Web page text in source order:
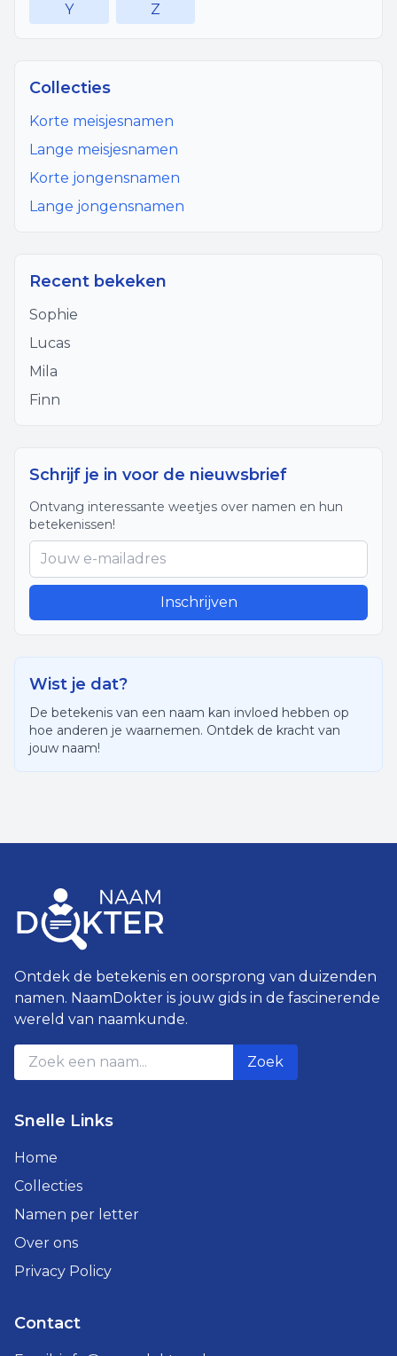
Y Z
Collecties
Korte meisjesnamen
Lange meisjesnamen
Korte jongensnamen
Lange jongensnamen
Recent bekeken
Sophie
Lucas
Mila
Finn
Schrijf je in voor de nieuwsbrief
Ontvang interessante weetjes over namen en hun
betekenissen!
Inschrijven
Wist je dat?
De betekenis van een naam kan invloed hebben op
hoe anderen je waarnemen. Ontdek de kracht van
jouw naam!
Ontdek de betekenis en oorsprong van duizenden
namen. NaamDokter is jouw gids in de fascinerende
wereld van naamkunde.
Zoek
Snelle Links
Home
Collecties
Namen per letter
Over ons
Privacy Policy
Contact